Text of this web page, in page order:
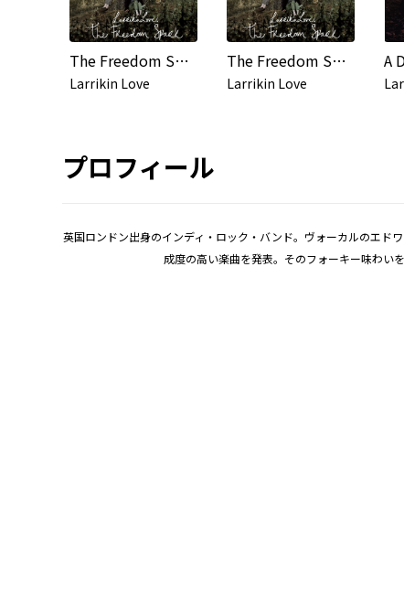
The Freedom Spark [Special Edition] (I tunes Exclusive)
Larrikin Love
The Freedom Spark
Larrikin Love
プロフィール
英国ロンドン出身のインディ・ロック・バンド。ヴォーカルのエド
成度の高い楽曲を発表。そのフォーキー味わい